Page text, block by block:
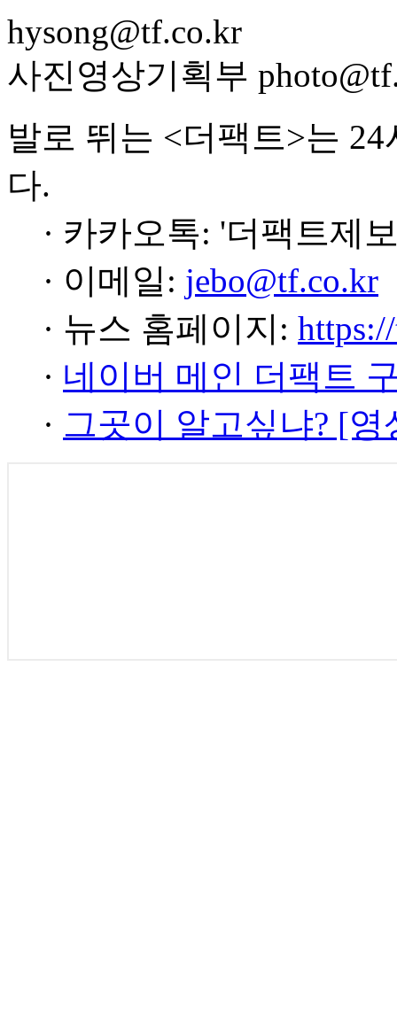
hysong@tf.co.kr
사진영상기획부
발로 뛰는 <더팩트>는
다.
· 카카오톡: '더팩트제
· 이메일: jebo@tf.co.kr
· 뉴스 홈페이지:
· 네이버 메인 더팩트
· 그곳이 알고싶냐? [